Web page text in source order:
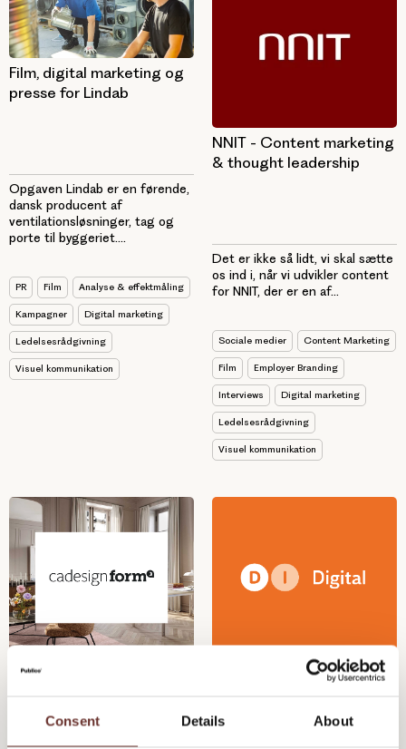
Consent Details About
Film, digital marketing og
presse for Lindab
Opgaven Lindab er en førende,
dansk producent af
ventilationsløsninger, tag og
porte til byggeriet....
PR Film Analyse & effektmåling
Kampagner Digital marketing
Ledelsesrådgivning
Visuel kommunikation
NNIT - Content marketing
& thought leadership
Det er ikke så lidt, vi skal sætte
os ind i, når vi udvikler content
for NNIT, der er en af...
Sociale medier Content Marketing
Film Employer Branding
Interviews Digital marketing
Ledelsesrådgivning
Visuel kommunikation
Cadesign Form -
personas
DI Digital - SoMe-strategi